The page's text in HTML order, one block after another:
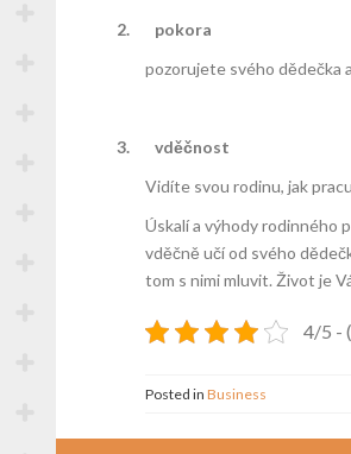
2.
pokora
pozorujete svého dědečka
3.
vděčnost
Vidíte svou rodinu, jak
Úskalí a výhody rodinného
vděčně učí od svého
tom s nimi mluvit. Život je
4/5 -
Posted in Business